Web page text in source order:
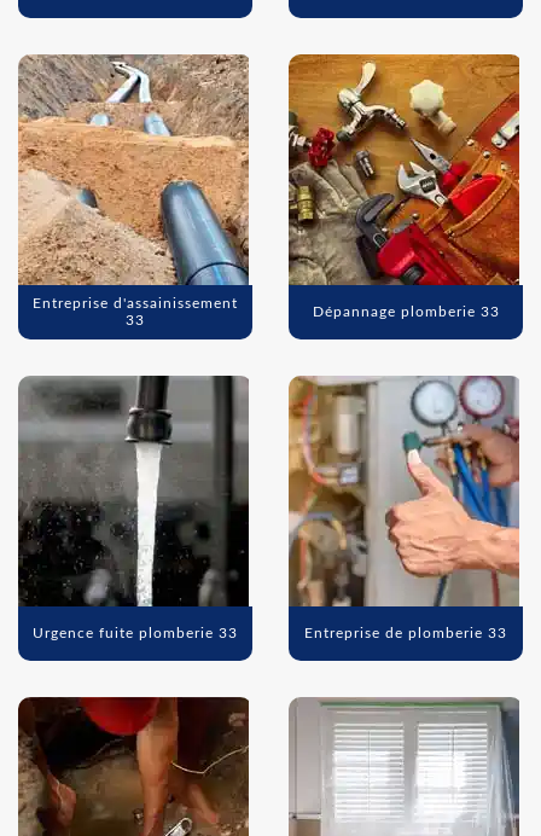
Entreprise d'assainissement
33
Dépannage plomberie 33
Urgence fuite plomberie 33 Entreprise de plomberie 33